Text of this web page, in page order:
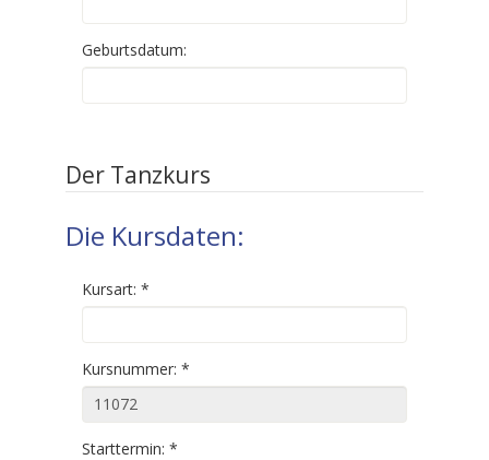
Geburtsdatum:
Der Tanzkurs
Die Kursdaten:
Kursart: *
Kursnummer: *
Starttermin: *